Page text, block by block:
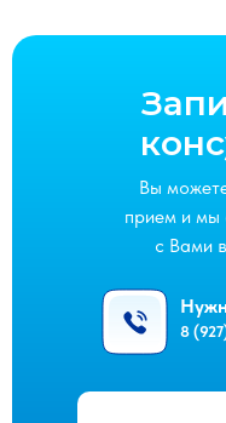
Вы
прием и мы
с Вами
8